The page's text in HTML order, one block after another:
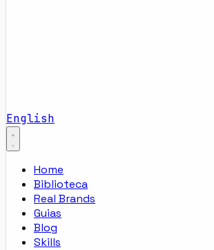
English
Home
Biblioteca
Real Brands
Guias
Blog
Skills